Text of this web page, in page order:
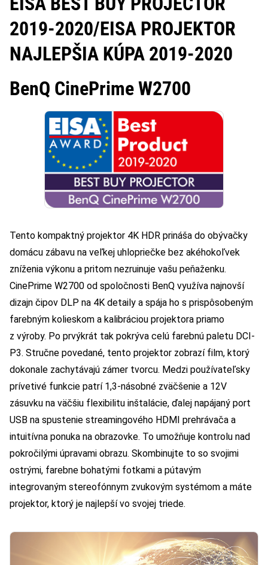
2019-2020/EISA PROJEKTOR
NAJLEPŠIA KÚPA 2019-2020
BenQ CinePrime W2700
Tento kompaktný projektor 4K HDR prináša do obývačky
domácu zábavu na veľkej uhlopriečke bez akéhokoľvek
zníženia výkonu a pritom nezruinuje vašu peňaženku.
CinePrime W2700 od spoločnosti BenQ využíva najnovší
dizajn čipov DLP na 4K detaily a spája ho s prispôsobeným
farebným kolieskom a kalibráciou projektora priamo
z výroby. Po prvýkrát tak pokrýva celú farebnú paletu DCI-
P3. Stručne povedané, tento projektor zobrazí film, ktorý
dokonale zachytávajú zámer tvorcu. Medzi používateľsky
prívetivé funkcie patrí 1,3-násobné zväčšenie a 12V
zásuvku na väčšiu flexibilitu inštalácie, ďalej napájaný port
USB na spustenie streamingového HDMI prehrávača a
intuitívna ponuka na obrazovke. To umožňuje kontrolu nad
pokročilými úpravami obrazu. Skombinujte to so svojimi
ostrými, farebne bohatými fotkami a pútavým
integrovaným stereofónnym zvukovým systémom a máte
projektor, ktorý je najlepší vo svojej triede.